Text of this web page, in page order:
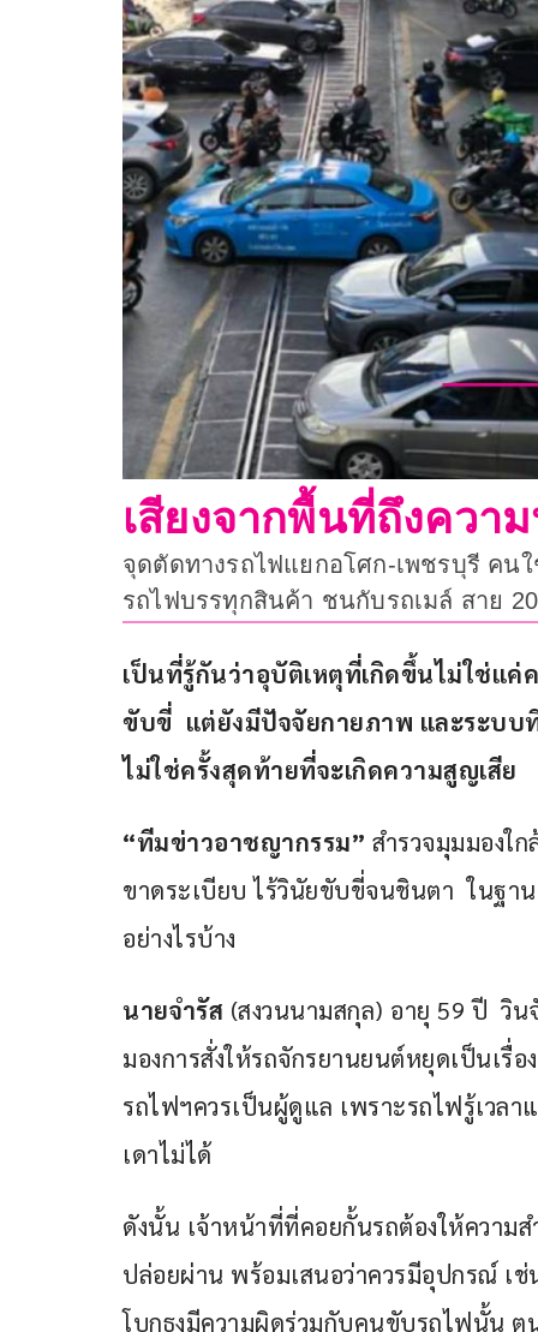
เสียงจากพื้นที่ถึงควา
จุดตัดทางรถไฟแยกอโศก-เพชรบุรี คน
รถไฟบรรทุกสินค้า ชนกับรถเมล์ สาย
เป็นที่รู้กันว่าอุบัติเหตุที่เกิดขึ้นไม่ใช่แ
ขับขี่  แต่ยังมีปัจจัยกายภาพ และระบ
ไม่ใช่ครั้งสุดท้ายที่จะเกิดความสูญเสีย
“ทีมข่าวอาชญากรรม” สำรวจมุมมองใ
ขาดระเบียบ ไร้วินัยขับขี่จนชินตา  ในฐ
อย่างไรบ้าง
นายจำรัส (สงวนนามสกุล) อายุ 59 ปี  วิ
มองการสั่งให้รถจักรยานยนต์หยุดเป็นเรื่
รถไฟฯควรเป็นผู้ดูแล เพราะรถไฟรู้เวลา
เดาไม่ได้
ดังนั้น เจ้าหน้าที่ที่คอยกั้นรถต้องให้ความ
ปล่อยผ่าน พร้อมเสนอว่าควรมีอุปกรณ์ เ
โบกธงมีความผิดร่วมกับคนขับรถไฟนั้น ต